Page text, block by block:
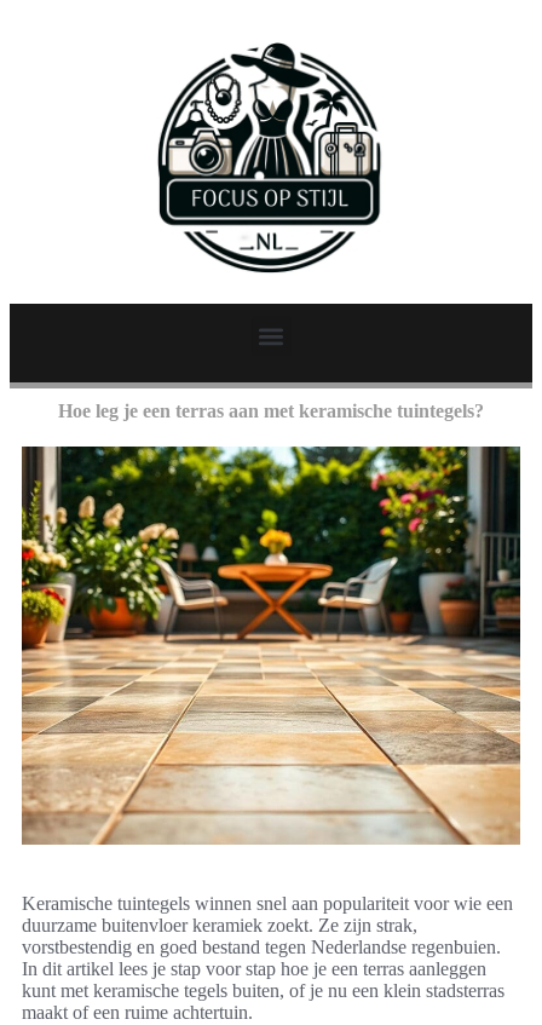
Hoe leg je een terras aan met keramische tuintegels?
Keramische tuintegels winnen snel aan populariteit voor wie een
duurzame buitenvloer keramiek zoekt. Ze zijn strak,
vorstbestendig en goed bestand tegen Nederlandse regenbuien.
In dit artikel lees je stap voor stap hoe je een terras aanleggen
kunt met keramische tegels buiten, of je nu een klein stadsterras
maakt of een ruime achtertuin.